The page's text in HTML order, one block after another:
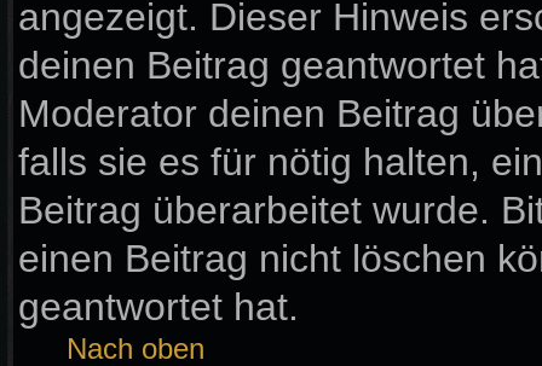
angezeigt. Dieser Hinweis
deinen Beitrag geantwortet
Moderator deinen Beitrag
falls sie es für nötig halten,
Beitrag überarbeitet wurde.
einen Beitrag nicht löschen
geantwortet hat.
Nach oben